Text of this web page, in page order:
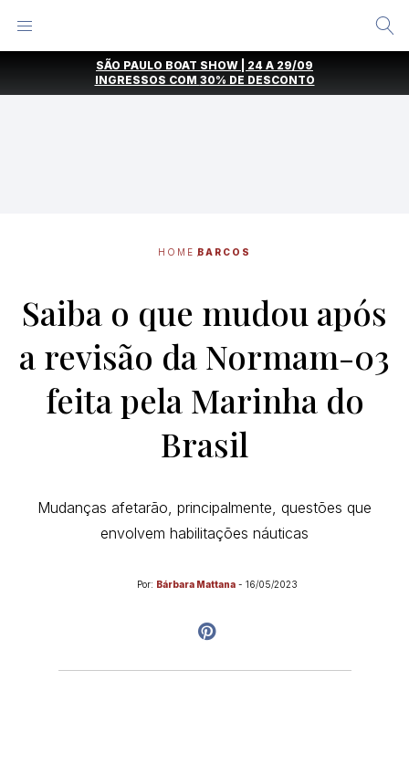
SÃO PAULO BOAT SHOW | 24 A 29/09
INGRESSOS COM 30% DE DESCONTO
HOME BARCOS
Saiba o que mudou após
a revisão da Normam-03
feita pela Marinha do
Brasil
Mudanças afetarão, principalmente, questões que
envolvem habilitações náuticas
Por: Bárbara Mattana - 16/05/2023